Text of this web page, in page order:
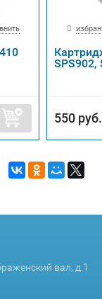
SPS902,
550 руб.
вал, д.1